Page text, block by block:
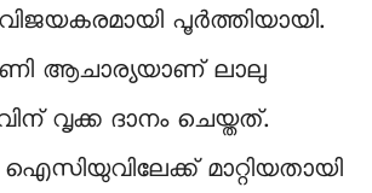
പൂർത്തിയായി.
ആചാര്യയാണ് ലാലു
വൃക്ക ദാനം ചെയ്തത്.
മാറ്റിയതായി